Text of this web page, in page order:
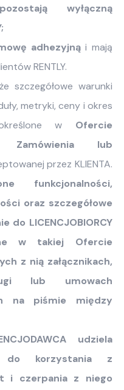
wyłączną
adhezyjnąi mają
RENTLY.
szczegółowe warunki
metryki, ceny i okres
w Ofercie
Zamówienia lub
przez KLIENTA.
funkcjonalności,
oraz szczegółowe
do LICENCJOBIORCY
w takiej Ofercie
z nią załącznikach,
lub umowach
na piśmie między
udziela
do korzystania z
i czerpania z niego